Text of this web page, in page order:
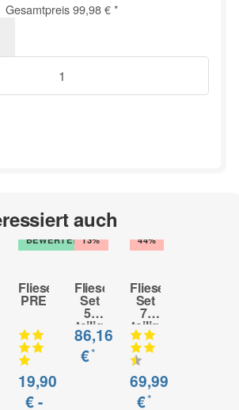
Gesamtpreis99,98 € *
auch
TOP
BEWERTET
Fliesenbohrer
PRE
19,90
€ -
-
13%
Fliesenbohrer-
Set
5-
teilig
FBB
86,16
€*
44%
Fliesenbohrer-
Set
7-
teilig
PRE
69,99
€*